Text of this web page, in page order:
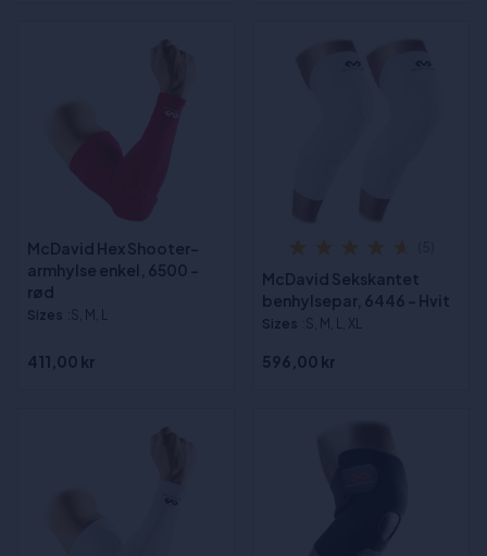
McDavid Hex Shooter-
armhylse enkel, 6500 -
rød
Sizes :S, M, L
411,00 kr
McDavid Sekskantet
benhylsepar, 6446 - Hvit
Sizes :S, M, L, XL
596,00 kr